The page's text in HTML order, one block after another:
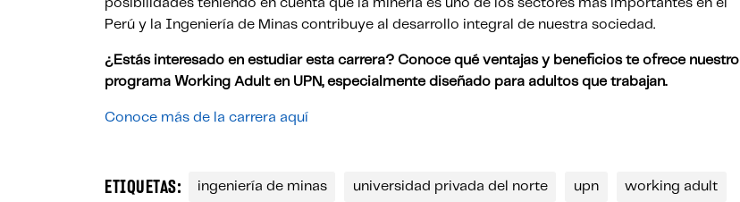
posibilidades teniendo en cuenta que la minería es uno de los sectores más importantes en el
Perú y la Ingeniería de Minas contribuye al desarrollo integral de nuestra sociedad.
¿Estás interesado en estudiar esta carrera? Conoce qué ventajas y beneficios te ofrece nuestro
programa Working Adult en UPN, especialmente diseñado para adultos que trabajan.
Conoce más de la carrera aquí
ETIQUETAS: ingeniería de minas universidad privada del norte upn working adult